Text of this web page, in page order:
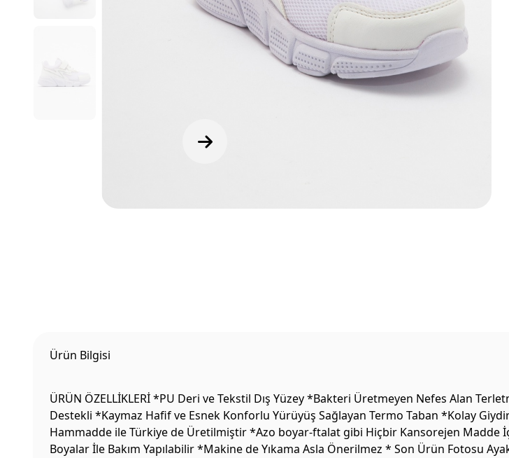
Ürün Bilgisi
ÜRÜN ÖZELLİKLERİ *PU Deri ve Tekstil Dış Yüzey *Bakteri Üretmeyen Nefes Alan
Destekli *Kaymaz Hafif ve Esnek Konforlu Yürüyüş Sağlayan Termo Taban *Kolay
Hammadde ile Türkiye de Üretilmiştir *Azo boyar-ftalat gibi Hiçbir Kansorejen Madde
Boyalar İle Bakım Yapılabilir *Makine de Yıkama Asla Önerilmez * Son Ürün Fotosu